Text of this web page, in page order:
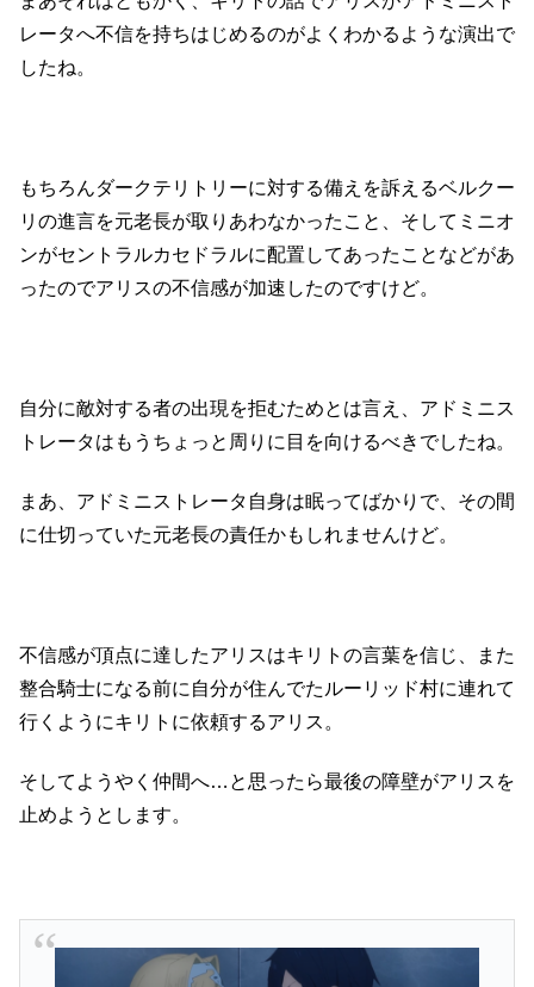
レータへ不信を持ちはじめるのがよくわかるような演出で
したね。
もちろんダークテリトリーに対する備えを訴えるベルクー
リの進言を元老長が取りあわなかったこと、そしてミニオ
ンがセントラルカセドラルに配置してあったことなどがあ
ったのでアリスの不信感が加速したのですけど。
自分に敵対する者の出現を拒むためとは言え、アドミニス
トレータはもうちょっと周りに目を向けるべきでしたね。
まあ、アドミニストレータ自身は眠ってばかりで、その間
に仕切っていた元老長の責任かもしれませんけど。
不信感が頂点に達したアリスはキリトの言葉を信じ、また
整合騎士になる前に自分が住んでたルーリッド村に連れて
行くようにキリトに依頼するアリス。
そしてようやく仲間へ…と思ったら最後の障壁がアリスを
止めようとします。